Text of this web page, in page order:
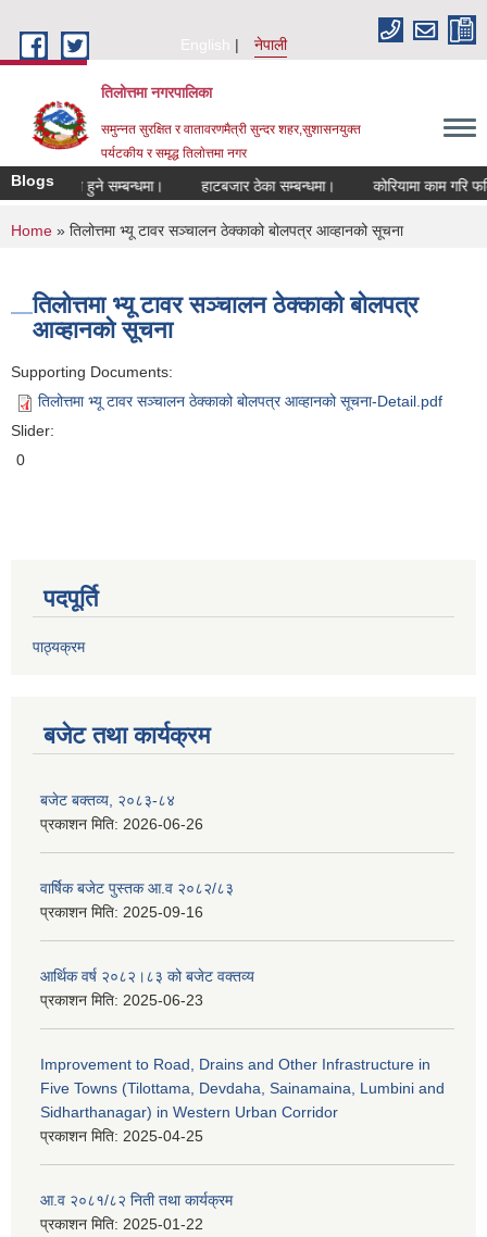
English
नेपाली
तिलोत्तमा नगरपालिका
समुन्नत सुरक्षित र वातावरणमैत्री सुन्दर शहर,सुशासनयुक्त
पर्यटकीय र समृद्ध तिलाेत्तमा नगर
Blogs
सूचीकरण हुने सम्बन्धमा। हाटबजार ठेका सम्बन्धमा। कोरियामा काम गरि
You are here
Home » तिलोत्तमा भ्यू टावर सञ्चालन ठेक्काको बोलपत्र आव्हानको सूचना
तिलोत्तमा भ्यू टावर सञ्चालन ठेक्काको बोलपत्र
आव्हानको सूचना
Supporting Documents:
तिलोत्तमा भ्यू टावर सञ्चालन ठेक्काको बोलपत्र आव्हानको सूचना-Detail.pdf
Slider:
0
पदपूर्ति
पाठ्यक्रम
बजेट तथा कार्यक्रम
बजेट बक्तव्य, २०८३-८४
प्रकाशन मिति: 2026-06-26
वार्षिक बजेट पुस्तक आ.व २०८२/८३
प्रकाशन मिति: 2025-09-16
आर्थिक वर्ष २०८२।८३ को बजेट वक्तव्य
प्रकाशन मिति: 2025-06-23
Improvement to Road, Drains and Other Infrastructure in
Five Towns (Tilottama, Devdaha, Sainamaina, Lumbini and
Sidharthanagar) in Western Urban Corridor
प्रकाशन मिति: 2025-04-25
आ.व २०८१/८२ निती तथा कार्यक्रम
प्रकाशन मिति: 2025-01-22